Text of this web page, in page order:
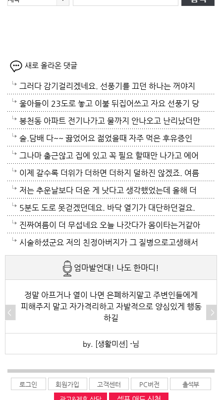
새로 올라온 댓글
그러다 감기걸리겠네요. 선풍기를 끄던 하나는 꺼야지
요. 여름철 실내 적정온도가 26로 알고있는데 너무 낮
게 설정해놓고 사네요. 전기세도 많이나오겠네요.
울아들이 23도로 놓고 이불 뒤집어쓰고 자요 선풍기 당
연 틀어져있고 에휴
봉천동 아파트 전기나가고 물까지 안나오고 난리났더만
요. 어제 뉴스나오데요.진짜지 이젠 여름이 살기 더 힘
들걸로 보이네요. 다들 에어컨 밤새 돌리고하니요. 저는
12시부터 밤 열시까지만 돌리고 에어컨끄고 선풍기 두
대로 교대로 키고 자네요.
술.담배 다~~ 끓었어요 젊었을때 자주 먹은 후유증인
가? 나이먹어서 생고생중 입니다 ㅠㅠㅠㅠ
그나마 출근않고 집에 있고 꼭 필요 할때만 나가고 에어
컨 켜고 있으니 그나마 잘 견디고 있네요 이렇게 에어컨
이 가열되면 지구 온도는 더 올라 갈 것이고 전력은 더
모자날것이고 악순환이죠 그러게요 이제는 변압기 과부
하로 정전이 될까봐 제일 무섭기도 합니다
이제 갈수록 더위가 더하면 더하지 덜하진 않겠죠. 여름
만 없음 좋겠어요. 여름이 무서워요.ㅎ 겨울엔 추움 옷
이래도 껴입고 집에 가만있음 되는데 ..여름은 집을나가
기가 겁나요. 장대비가 한바탕 퍼부움 좋겠네요.
저는 추운날보다 더운 게 낫다고 생각했었는데 올해 더
위는 난생처음 겪는 거라 적응이 안되네요. 제발 비가 쏟
아져서 기온이 내려가면 좋겠어요.
5분도 도로 못걷겠던데요. 바닥 열기가 대단하던걸요.
지하도로 들어가서 병원근처서 또다시 지상으로 올라와
병원갔네요. 두군데를 가느라고 어제그랬죠. 엔간하면
밖에 나가지마요. 쓰러져요.ㅎ쿠팡에서 배달시키고 집
에있는걸로 저도 해결하네요. 처서가 23일이네요. 비좀
왔음 좋겠어요.근대 당분간 비소식이 없더라구요. 내일
부터 중부지방은 더위가 좀 주춤한다 일기예보서 그러
나 몰라요. 서울 봉천동 아파트엔 전기나가고 물도안나
진짜여름이 더 무섭네요 오늘 나갓다가 몸이타는거같아
택시타고 왔어요 당분간 안나가야겠어요 처서가 되면
햇빛도 덜따갑고 더위도 한풀꺽이던데 이러다가 여름나
라로 변할수도 있겠어요 쿠팡에 바람나오는 팬달린 조
끼팔던데 그거는 오래는 사용이안되겠지요 태풍이라도
불어 이 열기를 식혀주먼 좋겠어요 살다가 태풍기다리
시술하셨군요 저의 친정아버지가 그 질병으로고생해서
저도 좀 압니다 남자들이 나이먹음 잘 걸리는병이죠 여
자들이 방광염에 자주 걸리듯이 그병도 재발이 잦은편
이여서 조심하셔야 할거에요 남편분 술 좋아하시나요
보통 술많이 드시는분이 오는 질병인데 저의 아버지가
엄마발언대! 나도 한마디!
정말 아프거나 열이 나면 은폐하지말고 주변인들에게
피해주지 말고 자가격리하고 자발적으로 양심있게 행동
하길
by. [생활미션] -님
로그인 회원가입 고객센터 PC버전 출석부